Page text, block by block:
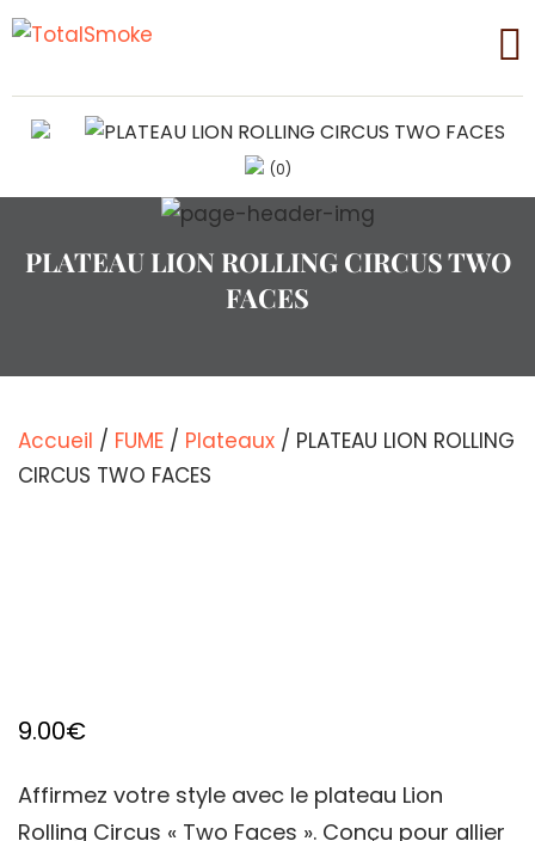
(0)
PLATEAU LION ROLLING CIRCUS TWO
FACES
Accueil / FUME / Plateaux / PLATEAU LION ROLLING
CIRCUS TWO FACES
9.00€
Affirmez votre style avec le plateau Lion
Rolling Circus « Two Faces ». Conçu pour allier